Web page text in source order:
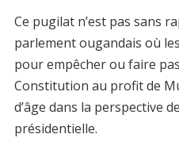
Ce pugilat n’est pas sans
parlement ougandais où
pour empêcher ou faire
Constitution au profit de
d’âge dans la perspective
présidentielle.